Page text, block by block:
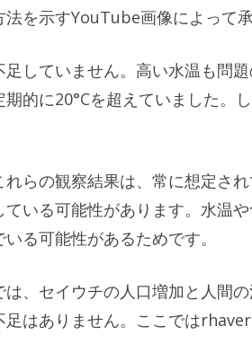
を示すYouTube画像によって
足していません。高い水温も問
的に20°Cを超えていました。
らの観察結果は、常に想定さ
いる可能性があります。水温
る可能性があるためです。
、セイウチの人口増加と人間
はありません。ここでは